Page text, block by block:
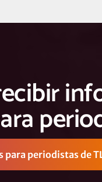
periodistas de